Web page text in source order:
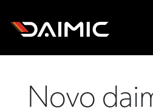
Novo